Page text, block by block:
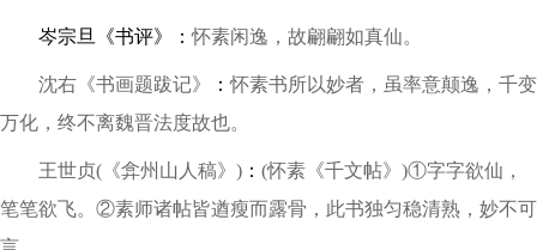
岑宗旦《书评》：怀素闲逸，故翩翩如真仙。
沈右《书画题跋记》 ：怀素书所以妙者，虽率意颠逸，千变
万化，终不离魏晋法度故也。
王世贞(《弇州山人稿》) ： (怀素《千文帖》)①字字欲仙，
笔笔欲飞。②素师诸帖皆遒瘦而露骨，此书独匀稳清熟，妙不可